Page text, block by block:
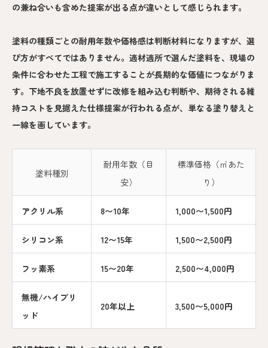
の兼ね合いも含めた提案が出る点が違いとして感じられます。
塗料の種類ごとの耐用年数や価格感は判断材料になりますが、選
び方がすべてではありません。適材適所で選んだ塗料を、現場の
条件に合わせた工程で施工することが長期的な価値につながりま
す。下地不良を放置せずに改修を組み込む判断や、期待される維
持コストを見据えた仕様提案が行われる点が、単なる塗り替えと
一線を画しています。
塗料種別
耐用年数（目
安）
標準価格（㎡あた
り）
アクリル系 8〜10年 1,000〜1,500円
シリコン系 12〜15年 1,500〜2,500円
フッ素系 15〜20年 2,500〜4,000円
無機/ハイブリ
ッド
20年以上 3,500〜5,000円